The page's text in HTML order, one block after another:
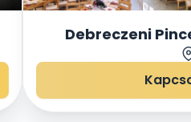
Debreczeni